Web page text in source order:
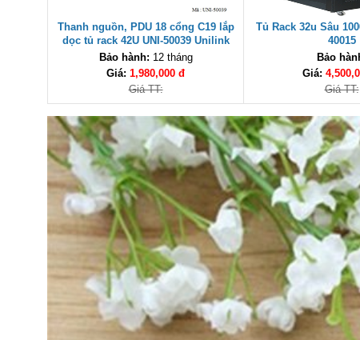
Thanh nguồn, PDU 18 cổng C19 lắp
dọc tủ rack 42U UNI-50039 Unilink
Bảo hành: 12 tháng
Giá: 1,980,000 đ
Giá TT:
Tủ Rack 32u Sâu
40015
Bảo
Giá:
Giá TT: